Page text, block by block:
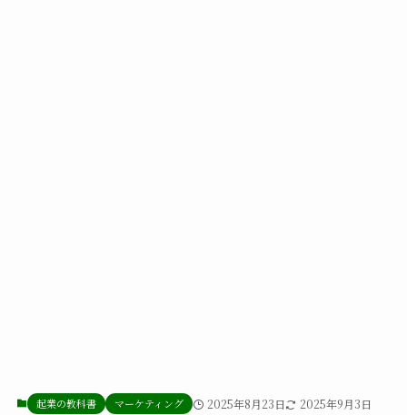
起業の教科書 マーケティング 2025年8月23日 2025年9月3日